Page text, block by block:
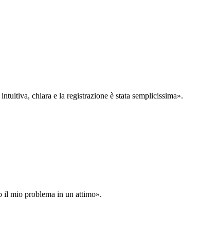
chiara e la registrazione è stata semplicissima».
il mio problema in un attimo».